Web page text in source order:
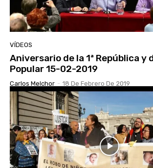
VÍDEOS
Aniversario de la 1ª República y
Popular 15-02-2019
Carlos Melchor - 18 De Febrero De 2019